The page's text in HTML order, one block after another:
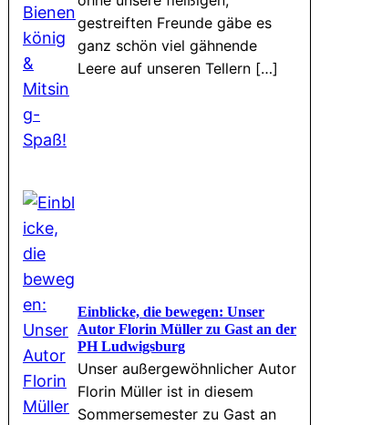
gestreiften Freunde gäbe es
ganz schön viel gähnende
Leere auf unseren Tellern […]
Einblicke, die bewegen: Unser
Autor Florin Müller zu Gast an der
PH Ludwigsburg
Unser außergewöhnlicher Autor
Florin Müller ist in diesem
Sommersemester zu Gast an